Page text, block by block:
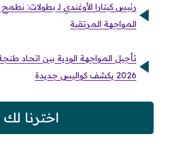
رئيس كيتارا الأوغندي لـ بطولات:
المواجهة المرتقبة
تأجيل المواجهة الودية بين اتحاد
2026 يكشف كواليس جديدة
اخترنا لك